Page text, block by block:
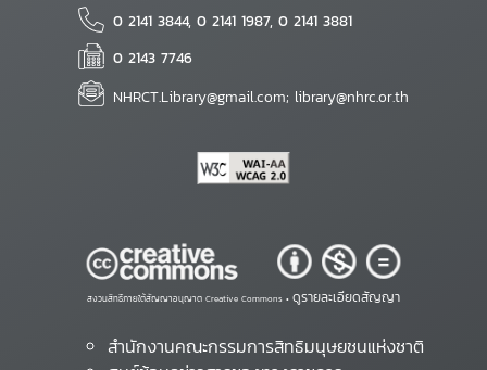
0 2141 3844, 0 2141 1987, 0 2141 3881
0 2143 7746
NHRCT.Library@gmail.com; library@nhrc.or.th
สงวนสิทธิ์ภายใต้สัญญาอนุญาต Creative Commons • ดูรายละเอียดสัญญา
สำนักงานคณะกรรมการสิทธิมนุษยชนแห่งชาติ